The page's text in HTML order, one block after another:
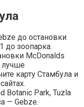
до остановки
до зоопарка.
McDonalds
лучше
карту Стамбула и
Botanic Park, Tuzla
— Gebze.